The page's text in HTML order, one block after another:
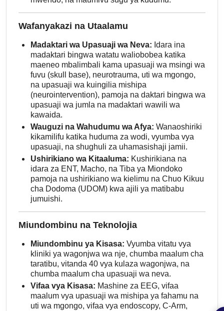
Wafanyakazi na Utaalamu
Madaktari wa Upasuaji wa Neva: Idara ina
madaktari bingwa watatu waliobobea katika
maeneo mbalimbali kama upasuaji wa msingi wa
fuvu (skull base), neurotrauma, uti wa mgongo,
na upasuaji wa kuingilia mishipa
(neurointervention), pamoja na daktari bingwa wa
upasuaji wa jumla na madaktari wawili wa
kawaida.
Wauguzi na Wahudumu wa Afya: Wanaoshiriki
kikamilifu katika huduma za wodi, vyumba vya
upasuaji, na shughuli za uhamasishaji jamii.
Ushirikiano wa Kitaaluma: Kushirikiana na
idara za ENT, Macho, na Tiba ya Miondoko
pamoja na ushirikiano wa kielimu na Chuo Kikuu
cha Dodoma (UDOM) kwa ajili ya matibabu
jumuishi.
Miundombinu na Teknolojia
Miundombinu ya Kisasa: Vyumba vitatu vya
kliniki ya wagonjwa wa nje, chumba maalum cha
taratibu, vitanda 40 vya kulaza wagonjwa, na
chumba maalum cha upasuaji wa neva.
Vifaa vya Kisasa: Mashine za EEG, vifaa
maalum vya upasuaji wa mishipa ya fahamu na
uti wa mgongo, vifaa vya endoscopy, C-Arm,